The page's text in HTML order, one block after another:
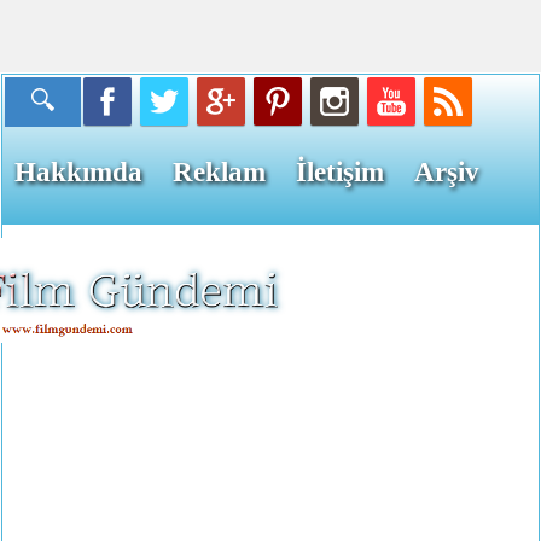
Hakkımda Reklam İletişim Arşiv